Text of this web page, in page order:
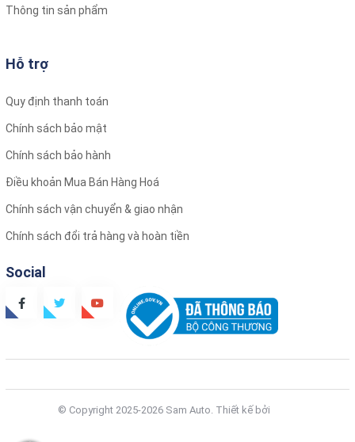
Bảng giá phim cách nhiệt 3M
Phim cách nhiệt 3M CERAMIC SUV 7 chỗ: 10.500.000 VND
Bảng báo giá trên chỉ mang tính chất tham khảo. Quý khách
hàng vui lòng liên hệ trực tiếp qua hotline : 0901.659.859 .
nhất.
ĐẶC BIỆT : KHI DÁN PHIM TẠI CƠ CỞ SAMAUTOCARE SẼ
ĐƯỢC CHIẾT KHẤU TỪ 10-20%..
Thông tin sản phẩm
Hỗ trợ
Quy định thanh toán
Chính sách bảo mật
Chính sách bảo hành
Điều khoản Mua Bán Hàng Hoá
Chính sách vận chuyển & giao nhận
Chính sách đổi trả hàng và hoàn tiền
Social
© Copyright 2025-2026 Sam Auto. Thiết kế bởi